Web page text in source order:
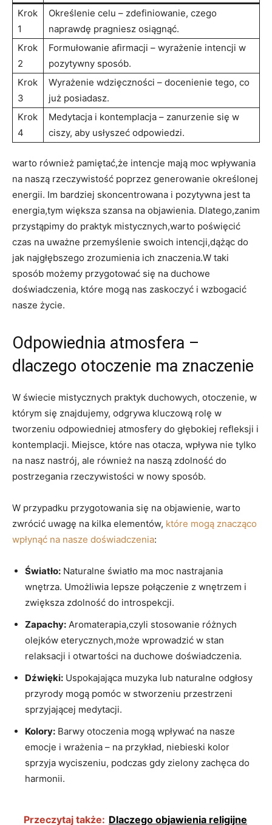
Krok
1
Określenie celu – zdefiniowanie, czego
naprawdę pragniesz osiągnąć.
Krok
2
Formułowanie afirmacji – wyrażenie intencji w
pozytywny sposób.
Krok
3
Wyrażenie wdzięczności – docenienie tego, co
już posiadasz.
Krok
4
Medytacja i kontemplacja – zanurzenie się w
ciszy, aby usłyszeć odpowiedzi.
warto również pamiętać,że intencje mają moc wpływania
na naszą rzeczywistość poprzez generowanie określonej
energii. Im bardziej skoncentrowana i pozytywna jest ta
energia,tym większa szansa na objawienia. Dlatego,zanim
przystąpimy do praktyk mistycznych,warto poświęcić
czas na uważne przemyślenie swoich intencji,dążąc do
jak najgłębszego zrozumienia ich znaczenia.W taki
sposób możemy przygotować się na duchowe
doświadczenia, które mogą nas zaskoczyć i wzbogacić
nasze życie.
Odpowiednia atmosfera –
dlaczego otoczenie ma znaczenie
W świecie mistycznych praktyk duchowych, otoczenie, w
którym się znajdujemy, odgrywa kluczową rolę w
tworzeniu odpowiedniej atmosfery do głębokiej refleksji i
kontemplacji. Miejsce, które nas otacza, wpływa nie tylko
na nasz nastrój, ale również na naszą zdolność do
postrzegania rzeczywistości w nowy sposób.
W przypadku przygotowania się na objawienie, warto
zwrócić uwagę na kilka elementów, które mogą znacząco
wpłynąć na nasze doświadczenia:
Światło: Naturalne światło ma moc nastrajania
wnętrza. Umożliwia lepsze połączenie z wnętrzem i
zwiększa zdolność do introspekcji.
Zapachy: Aromaterapia,czyli stosowanie różnych
olejków eterycznych,może wprowadzić w stan
relaksacji i otwartości na duchowe doświadczenia.
Dźwięki: Uspokajająca muzyka lub naturalne odgłosy
przyrody mogą pomóc w stworzeniu przestrzeni
sprzyjającej medytacji.
Kolory: Barwy otoczenia mogą wpływać na nasze
emocje i wrażenia – na przykład, niebieski kolor
sprzyja wyciszeniu, podczas gdy zielony zachęca do
harmonii.
Przeczytaj także: Dlaczego objawienia religijne